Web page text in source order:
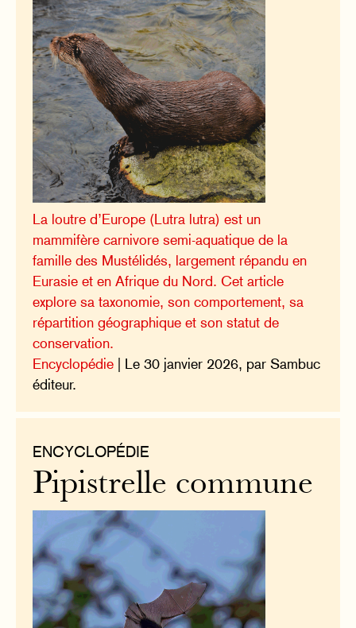
La loutre d’Europe (Lutra lutra) est un
mammifère carnivore semi-aquatique de la
famille des Mustélidés, largement répandu en
Eurasie et en Afrique du Nord. Cet article
explore sa taxonomie, son comportement, sa
répartition géographique et son statut de
conservation.
Encyclopédie | Le 30 janvier 2026, par Sambuc
éditeur.
ENCYCLOPÉDIE
Pipistrelle commune